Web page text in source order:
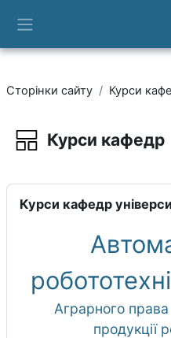
Сторінки сайту Курси
Курси кафедр
Блоки
Пропустити Курси кафедр
Курси кафедр
Аграрного права
продукції